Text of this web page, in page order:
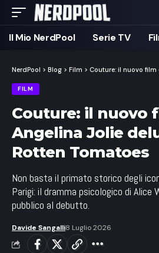
Il Mio NerdPool Serie TV
NerdPool > Blog > Film > Couture: il nuovo film con
FILM
Couture: il nuovo
Angelina Jolie
Rotten Tomatoes
Non basta il primato storico degli
Parigi: il dramma psicologico di Alice
pubblico al debutto.
Davide Sangalli8 Luglio 2026